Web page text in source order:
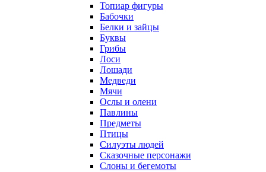
Топиар фигуры
Бабочки
Белки и зайцы
Буквы
Грибы
Лоси
Лошади
Медведи
Мячи
Ослы и олени
Павлины
Предметы
Птицы
Силуэты людей
Сказочные персонажи
Слоны и бегемоты